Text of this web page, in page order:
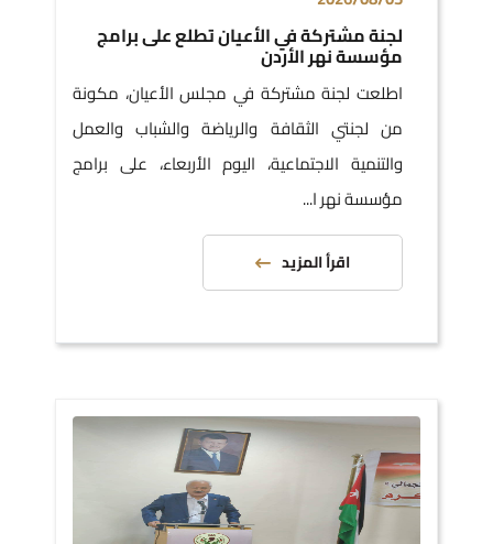
لجنة مشتركة في الأعيان تطلع على برامج
مؤسسة نهر الأردن
اطلعت لجنة مشتركة في مجلس الأعيان، مكونة
من لجنتي الثقافة والرياضة والشباب والعمل
والتنمية الاجتماعية، اليوم الأربعاء، على برامج
مؤسسة نهر ا...
اقرأ المزيد